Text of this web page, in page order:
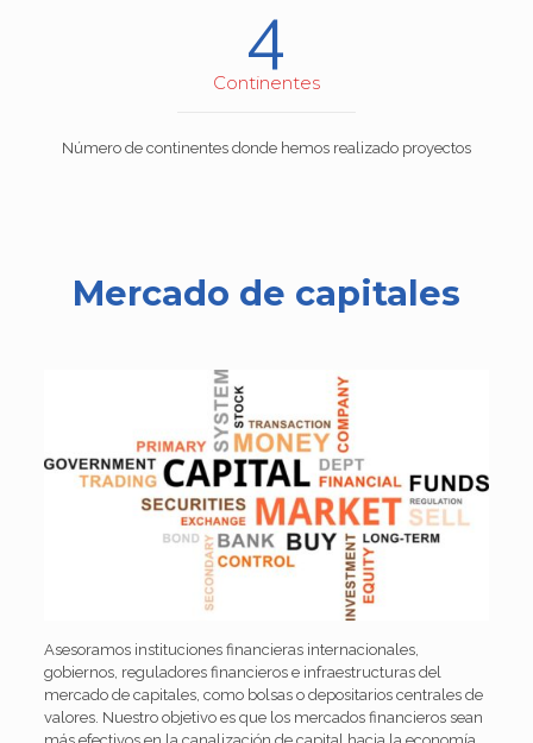
4
Continentes
Número de continentes donde hemos realizado proyectos
Mercado de capitales
Asesoramos instituciones financieras internacionales,
gobiernos, reguladores financieros e infraestructuras del
mercado de capitales, como bolsas o depositarios centrales de
valores. Nuestro objetivo es que los mercados financieros sean